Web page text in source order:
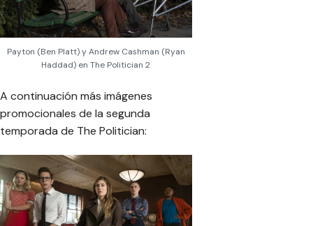
Payton (Ben Platt) y Andrew Cashman (Ryan
Haddad) en The Politician 2
A continuación más imágenes
promocionales de la segunda
temporada de The Politician: